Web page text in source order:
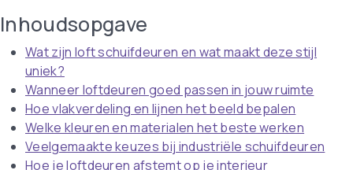
Inhoudsopgave
Wat zijn loft schuifdeuren en wat maakt deze stijl
uniek?
Wanneer loftdeuren goed passen in jouw ruimte
Hoe vlakverdeling en lijnen het beeld bepalen
Welke kleuren en materialen het beste werken
Veelgemaakte keuzes bij industriële schuifdeuren
Hoe je loftdeuren afstemt op je interieur